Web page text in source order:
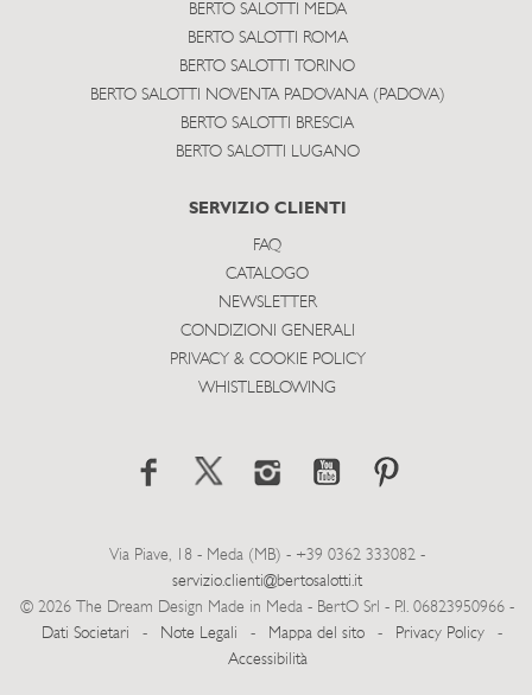
BERTO SALOTTI MEDA
BERTO SALOTTI ROMA
BERTO SALOTTI TORINO
BERTO SALOTTI NOVENTA PADOVANA (PADOVA)
BERTO SALOTTI BRESCIA
BERTO SALOTTI LUGANO
SERVIZIO CLIENTI
FAQ
CATALOGO
NEWSLETTER
CONDIZIONI GENERALI
PRIVACY & COOKIE POLICY
WHISTLEBLOWING
Via Piave, 18 - Meda (MB) - +39 0362 333082 -
servizio.clienti@bertosalotti.it
© 2026 The Dream Design Made in Meda - BertO Srl - P.I. 06823950966 -
Dati Societari
- Note Legali - Mappa del sito - Privacy Policy
-
Accessibilità